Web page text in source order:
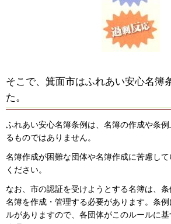
そこで、箕面市はふれあい安心名簿
た。
ふれあい安心名簿条例は、名簿の作成や条
るものではありません。
名簿作成が困難な団体や名簿作成に苦慮し
ください。
なお、市の認証を受けようとする名簿は、
名簿を作成・管理する必要があります。条
ルがありますので、各団体がこのルールに基